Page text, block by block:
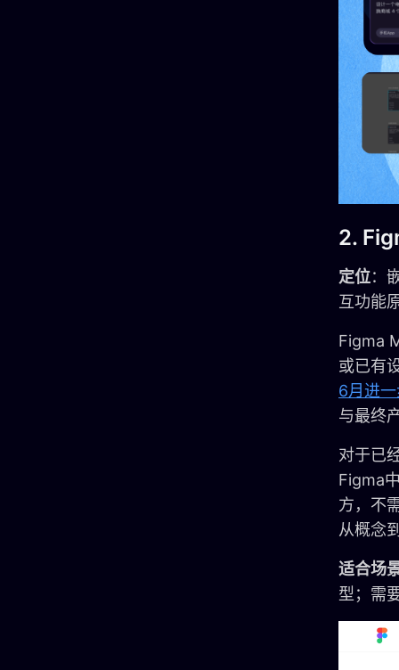
2.
定位：
互功能
Figma
或已有
6月进
与最终
对于已
Figma
方，不
从概念
适合场
型；需